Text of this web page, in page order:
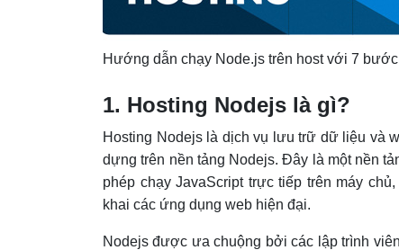
Hướng dẫn chạy Node.js trên host với 7 bước
1. Hosting Nodejs là gì?
Hosting Nodejs là dịch vụ lưu trữ dữ liệu và
dựng trên nền tảng Nodejs. Đây là một nền
phép chạy JavaScript trực tiếp trên máy
khai các ứng dụng web hiện đại.
Nodejs được ưa chuộng bởi các lập trình